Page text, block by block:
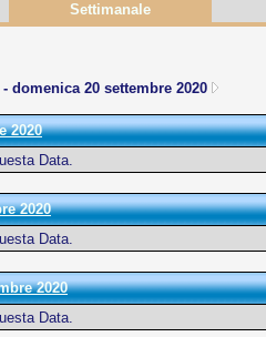
Settimanale
domenica 20 settembre 2020
2020
Data.
2020
Data.
2020
Data.